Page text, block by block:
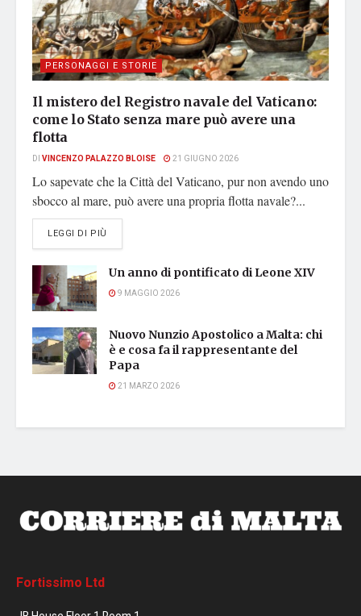
PERSONAGGI E STORIE
Il mistero del Registro navale del Vaticano:
come lo Stato senza mare può avere una
flotta
DI VINCENZO PALAZZO BLOISE 21 GIUGNO 2026
Lo sapevate che la Città del Vaticano, pur non avendo uno
sbocco al mare, può avere una propria flotta navale?...
LEGGI DI PIÙ
Un anno di pontificato di Leone XIV
9 MAGGIO 2026
Nuovo Nunzio Apostolico a Malta: chi
è e cosa fa il rappresentante del
Papa
21 MARZO 2026
Fortissimo Ltd